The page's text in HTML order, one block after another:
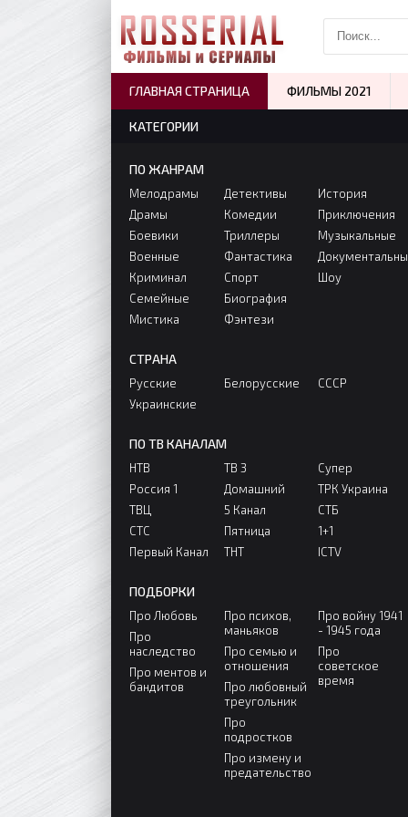
КАТЕГОРИИ
ПО ЖАНРАМ
Мелодрамы
Драмы
Боевики
Военные
Криминал
Семейные
Мистика
Детективы
Комедии
Триллеры
Фантастика
Спорт
Биография
Фэнтези
История
Приключения
Музыкальные
Шоу
СТРАНА
Русские
Украинские
Белорусские СССР
ПО ТВ КАНАЛАМ
НТВ
Россия 1
ТВЦ
СТС
Первый Канал
ТВ 3
Домашний
5 Канал
Пятница
ТНТ
Супер
ТРК Украина
СТБ
1+1
ICTV
ПОДБОРКИ
Про Любовь
Про
наследство
Про ментов и
бандитов
Про психов,
маньяков
Про семью и
отношения
Про любовный
треугольник
Про
подростков
Про измену и
предательство
Про войну 1941
- 1945 года
Про
советское
время
ГЛАВНАЯ СТРАНИЦА ФИЛЬМЫ 2021